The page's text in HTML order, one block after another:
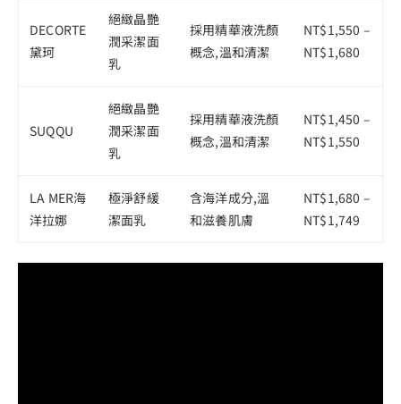
DECORTE
黛珂
絕緻晶艷
潤采潔面
乳
採用精華液洗顏
概念,溫和清潔
NT$1,550 –
NT$1,680
SUQQU
絕緻晶艷
潤采潔面
乳
採用精華液洗顏
概念,溫和清潔
NT$1,450 –
NT$1,550
LA MER海
洋拉娜
極淨舒緩
潔面乳
含海洋成分,溫
和滋養肌膚
NT$1,680 –
NT$1,749